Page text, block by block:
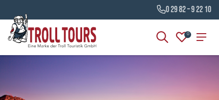
0 29 82 – 9 22 10
0